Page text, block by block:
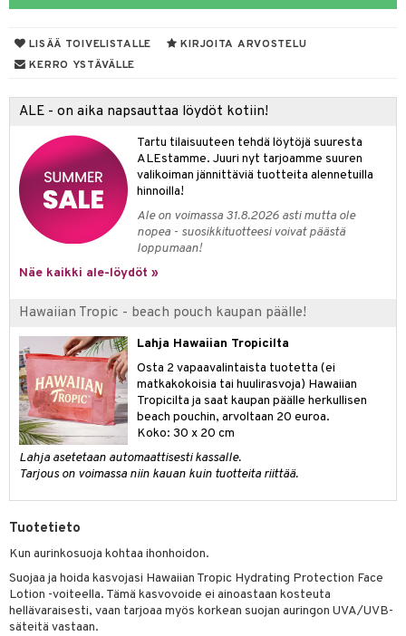
LISÄÄ TOIVELISTALLE
KIRJOITA ARVOSTELU
KERRO YSTÄVÄLLE
ALE - on aika napsauttaa löydöt kotiin!
Tartu tilaisuuteen tehdä löytöjä suuresta
ALEstamme. Juuri nyt tarjoamme suuren
valikoiman jännittäviä tuotteita alennetuilla
hinnoilla!
Ale on voimassa 31.8.2026 asti mutta ole
nopea - suosikkituotteesi voivat päästä
loppumaan!
Näe kaikki ale-löydöt »
Hawaiian Tropic - beach pouch kaupan päälle!
Lahja Hawaiian Tropicilta
Osta 2 vapaavalintaista tuotetta (ei
matkakokoisia tai huulirasvoja) Hawaiian
Tropicilta ja saat kaupan päälle herkullisen
beach pouchin, arvoltaan 20 euroa.
Koko: 30 x 20 cm
Lahja asetetaan automaattisesti kassalle.
Tarjous on voimassa niin kauan kuin tuotteita riittää.
Tuotetieto
Kun aurinkosuoja kohtaa ihonhoidon.
Suojaa ja hoida kasvojasi Hawaiian Tropic Hydrating Protection Face
Lotion -voiteella. Tämä kasvovoide ei ainoastaan kosteuta
hellävaraisesti, vaan tarjoaa myös korkean suojan auringon UVA/UVB-
säteitä vastaan.
& Highlighter
Päivävoide
hoito
/ Kajaali
&
tuotteet
hoito
poisto
hoito
& saippuat
tuotteet
& Viikset
shave balm
shave lotion
de cologne
de toilette
tuotteet
poisto
hoito
& saippuat
1: Puhdistus
2: Kirkastus
3: Kosteutus
ja Vartalonhoito
ja naamiot
Huulten Hoito
Elixir
Happy
Happy For Men
Miehille
& Soujaus
& Ihonpuhdistus